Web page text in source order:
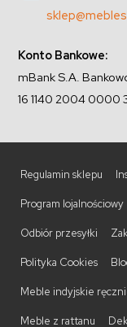
Konto Bankowe:
mBank S.A.
16 1140 2004 0000
Regulamin sklepu
Program lojalnościowy
Odbiór przesyłki
Polityka Cookies
Meble indyjskie
Meble z rattanu